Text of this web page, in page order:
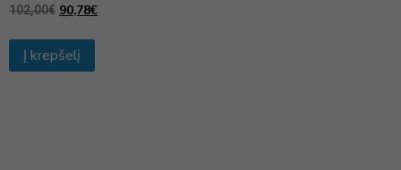
102,00€ 90,78€
Į krepšelį